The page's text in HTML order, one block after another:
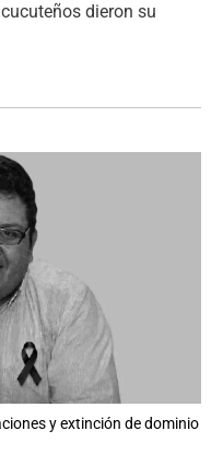
dieron su
y extinción de dominio